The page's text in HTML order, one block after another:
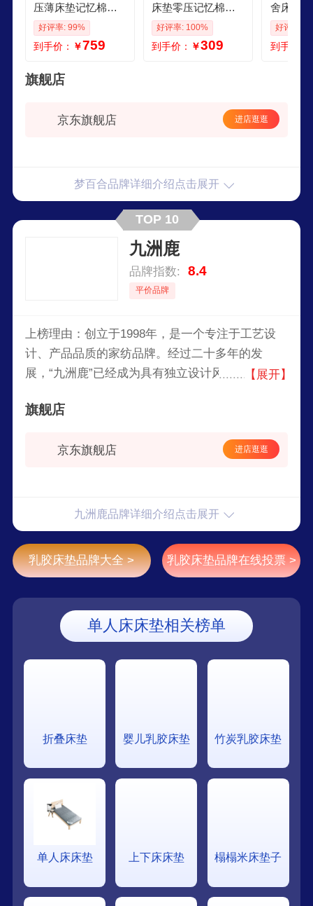
压薄床垫记忆棉海
绵软垫学生宿舍榻
榻米单人床褥15019
0cm
好评率: 99%
到手价： ￥759
床垫零压记忆棉榻
榻米床垫15x2m租
房单人专用软垫子 1
002004cm单人床睡
好评率: 100%
到手价： ￥309
舍床垫
忆棉榻
折叠单
82m
好评率:
到手价：
旗舰店
京东旗舰店 进店逛逛
梦百合品牌详细介绍点击展开
TOP 10
九洲鹿
品牌指数: 8.4
平价品牌
上榜理由：创立于1998年，是一个专注于工艺设
计、产品品质的家纺品牌。经过二十多年的发
展，“九洲鹿”已经成为具有独立设计风格、产品研
上，结合九洲鹿自身设计理念进行设计加工，致力
【展开】
旗舰店
京东旗舰店 进店逛逛
九洲鹿品牌详细介绍点击展开
乳胶床垫品牌大全 > 乳胶床垫品牌在线投票 >
单人床床垫相关榜单
折叠床垫 婴儿乳胶床垫 竹炭乳胶床垫
单人床床垫 上下床床垫 榻榻米床垫子